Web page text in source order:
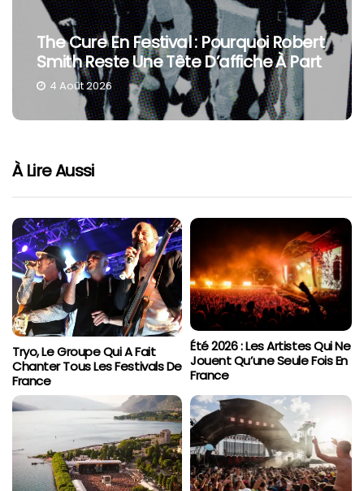
The Cure En Festival : Pourquoi Robert
Smith Reste Une Tête D’affiche À Part
4 Août 2026
À Lire Aussi
Tryo, Le Groupe Qui A Fait
Chanter Tous Les Festivals De
France
Été 2026 : Les Artistes Qui Ne
Jouent Qu’une Seule Fois En
France